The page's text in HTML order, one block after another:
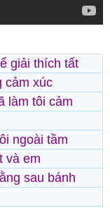
giải thích tất
cảm xúc
làm tôi cảm
ngoài tầm
và em
sau bánh